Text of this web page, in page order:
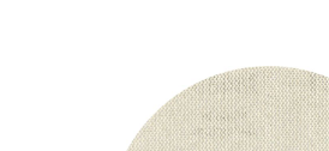
Bildergalerie überspringen